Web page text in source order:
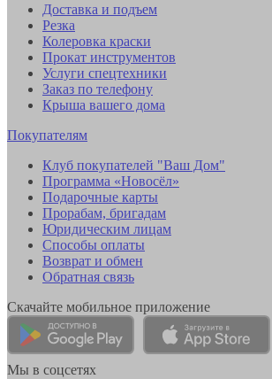
Доставка и подъем
Резка
Колеровка краски
Прокат инструментов
Услуги спецтехники
Заказ по телефону
Крыша вашего дома
Покупателям
Клуб покупателей "Ваш Дом"
Программа «Новосёл»
Подарочные карты
Прорабам, бригадам
Юридическим лицам
Способы оплаты
Возврат и обмен
Обратная связь
Скачайте мобильное приложение
Мы в соцсетях